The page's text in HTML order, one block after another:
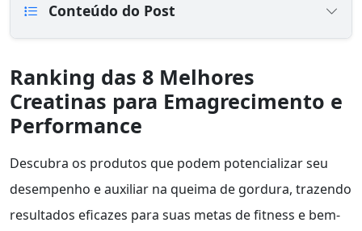
Conteúdo do Post
Ranking das 8 Melhores
Creatinas para Emagrecimento e
Performance
Descubra os produtos que podem potencializar seu
desempenho e auxiliar na queima de gordura, trazendo
resultados eficazes para suas metas de fitness e bem-